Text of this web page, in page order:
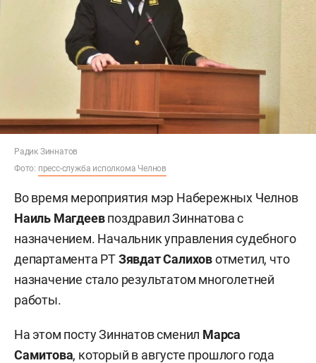
Радик Зиннатов
Фото: пресс-служба исполкома Челнов
Во время мероприятия мэр Набережных Челнов
Наиль Магдеевпоздравил Зиннатова с
назначением. Начальник управления судебного
департамента РТЗявдат Салиховотметил, что
назначение стало результатом многолетней
работы.
На этом посту Зиннатов сменил Марса
Самитова, который в августе прошлого года